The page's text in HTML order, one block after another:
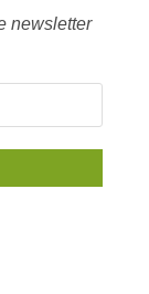
newsletter